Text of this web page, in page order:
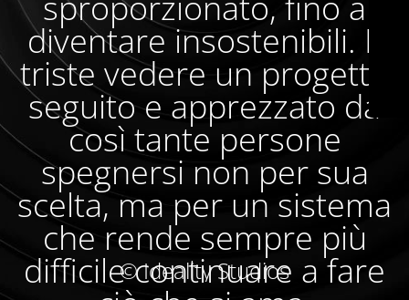
diventare insostenibili. È
triste vedere un progetto
seguito e apprezzato da
così tante persone
spegnersi non per sua
scelta, ma per un sistema
che rende sempre più
difficile continuare a fare
© Ideality Studios